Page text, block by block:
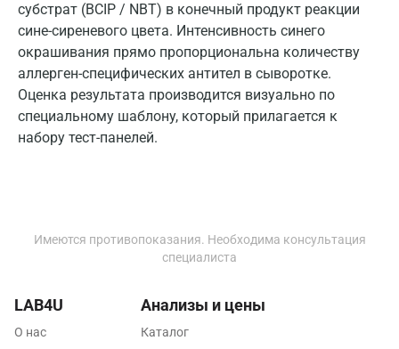
субстрат (BCIP / NBT) в конечный продукт реакции
сине-сиреневого цвета. Интенсивность синего
окрашивания прямо пропорциональна количеству
аллерген-специфических антител в сыворотке.
Оценка результата производится визуально по
специальному шаблону, который прилагается к
набору тест-панелей.
Новокузнецк
Новороссийск
Новосибирск
Ногинск
Орехово-Зуево
Имеются противопоказания. Необходима консультация
специалиста
LAB4U
О нас
Анализы и цены
Каталог